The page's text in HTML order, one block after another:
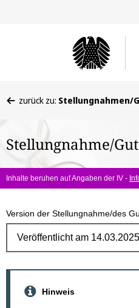
befinden
hier:
zurück zu: Stellungnahmen/
Stellungnahme/
Inhalte beruhen auf Angaben der IV -
Version der Stellungnahme/des
Hinweis